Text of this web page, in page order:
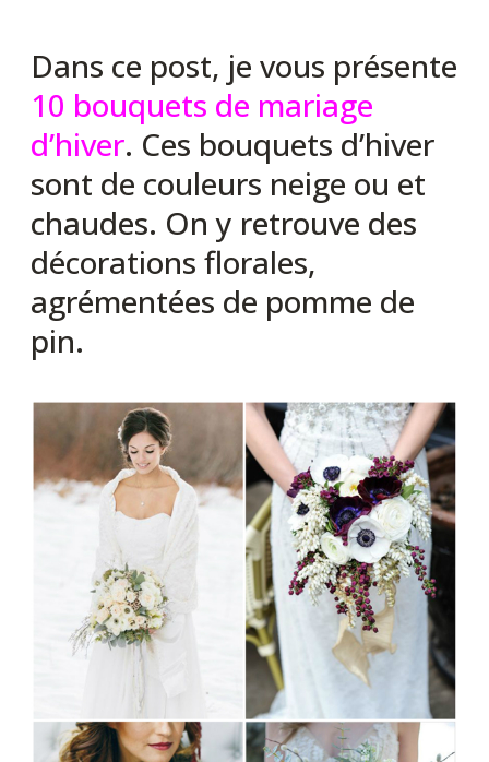
Dans ce post, je vous présente
10 bouquets de mariage
d’hiver. Ces bouquets d’hiver
sont de couleurs neige ou et
chaudes. On y retrouve des
décorations florales,
agrémentées de pomme de
pin.